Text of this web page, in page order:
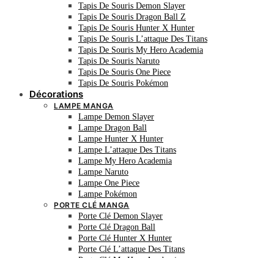
Tapis De Souris Demon Slayer
Tapis De Souris Dragon Ball Z
Tapis De Souris Hunter X Hunter
Tapis De Souris L’attaque Des Titans
Tapis De Souris My Hero Academia
Tapis De Souris Naruto
Tapis De Souris One Piece
Tapis De Souris Pokémon
Décorations
LAMPE MANGA
Lampe Demon Slayer
Lampe Dragon Ball
Lampe Hunter X Hunter
Lampe L’attaque Des Titans
Lampe My Hero Academia
Lampe Naruto
Lampe One Piece
Lampe Pokémon
PORTE CLÉ MANGA
Porte Clé Demon Slayer
Porte Clé Dragon Ball
Porte Clé Hunter X Hunter
Porte Clé L’attaque Des Titans